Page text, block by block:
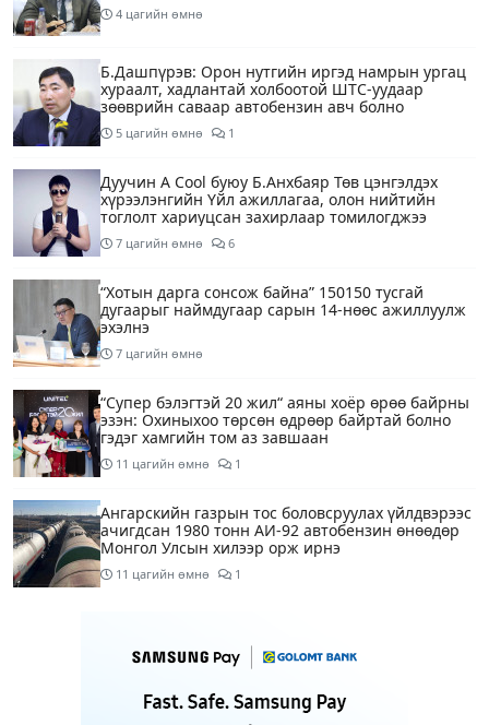
4 цагийн өмнө
Б.Дашпүрэв: Орон нутгийн иргэд намрын ургац
хураалт, хадлантай холбоотой ШТС-уудаар
зөөврийн саваар автобензин авч болно
5 цагийн өмнө 1
Дуучин A Cool буюу Б.Анхбаяр Төв цэнгэлдэх
хүрээлэнгийн Үйл ажиллагаа, олон нийтийн
тоглолт хариуцсан захирлаар томилогджээ
7 цагийн өмнө 6
“Хотын дарга сонсож байна” 150150 тусгай
дугаарыг наймдугаар сарын 14-нөөс ажиллуулж
эхэлнэ
7 цагийн өмнө
“Супер бэлэгтэй 20 жил“ аяны хоёр өрөө байрны
эзэн: Охиныхоо төрсөн өдрөөр байртай болно
гэдэг хамгийн том аз завшаан
11 цагийн өмнө 1
Ангарскийн газрын тос боловсруулах үйлдвэрээс
ачигдсан 1980 тонн АИ-92 автобензин өнөөдөр
Монгол Улсын хилээр орж ирнэ
11 цагийн өмнө 1
төрийн бодлогын хомсдол үүсээд байна